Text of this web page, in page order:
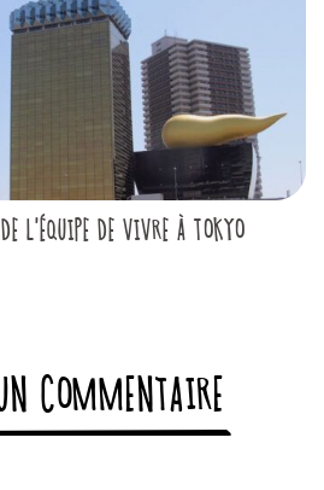
L'ÉQUIPE DE VIVRE À TOKYO
COMMENTAIRE